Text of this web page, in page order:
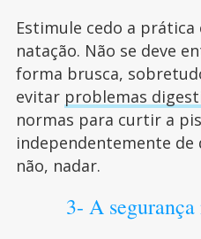
Estimule cedo a prática
natação. Não se deve
forma brusca,
evitar problemas
normas para curtir a
independentemente de
não, nadar.
3- A